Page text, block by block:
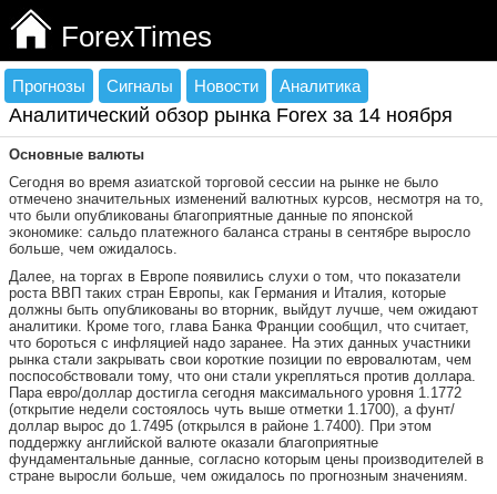
ForexTimes
Прогнозы Сигналы Новости Аналитика
Аналитический обзор рынка Forex за 14 ноября
Основные валюты
Сегодня во время азиатской торговой сессии на рынке не было
отмечено значительных изменений валютных курсов, несмотря на то,
что были опубликованы благоприятные данные по японской
экономике: сальдо платежного баланса страны в сентябре выросло
больше, чем ожидалось.
Далее, на торгах в Европе появились слухи о том, что показатели
роста ВВП таких стран Европы, как Германия и Италия, которые
должны быть опубликованы во вторник, выйдут лучше, чем ожидают
аналитики. Кроме того, глава Банка Франции сообщил, что считает,
что бороться с инфляцией надо заранее. На этих данных участники
рынка стали закрывать свои короткие позиции по евровалютам, чем
поспособствовали тому, что они стали укрепляться против доллара.
Пара евро/доллар достигла сегодня максимального уровня 1.1772
(открытие недели состоялось чуть выше отметки 1.1700), а фунт/
доллар вырос до 1.7495 (открылся в районе 1.7400). При этом
поддержку английской валюте оказали благоприятные
фундаментальные данные, согласно которым цены производителей в
стране выросли больше, чем ожидалось по прогнозным значениям.